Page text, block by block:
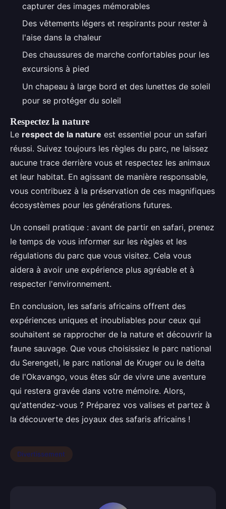
capturer des images mémorables
Des vêtements légers et respirants pour rester à
l'aise dans la chaleur
Des chaussures de marche confortables pour les
excursions à pied
Un chapeau à large bord et des lunettes de soleil
pour se protéger du soleil
Respectez la nature
Le respect de la nature est essentiel pour un safari
réussi. Suivez toujours les règles du parc, ne laissez
aucune trace derrière vous et respectez les animaux
et leur habitat. En agissant de manière responsable,
vous contribuez à la préservation de ces magnifiques
écosystèmes pour les générations futures.
Un conseil pratique : avant de partir en safari, prenez
le temps de vous informer sur les règles et les
régulations du parc que vous visitez. Cela vous
aidera à avoir une expérience plus agréable et à
respecter l'environnement.
En conclusion, les safaris africains offrent des
expériences uniques et inoubliables pour ceux qui
souhaitent se rapprocher de la nature et découvrir la
faune sauvage. Que vous choisissiez le parc national
du Serengeti, le parc national de Kruger ou le delta
de l'Okavango, vous êtes sûr de vivre une aventure
qui restera gravée dans votre mémoire. Alors,
qu'attendez-vous ? Préparez vos valises et partez à
la découverte des joyaux des safaris africains !
Divertissement